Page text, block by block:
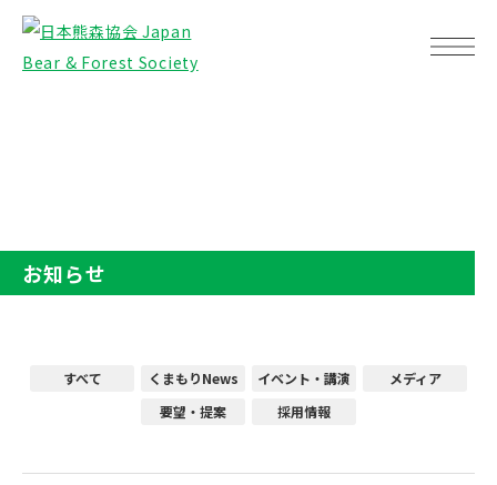
お知らせ
すべて くまもりNews イベント・講演
メディア
要望・提案
採用情報